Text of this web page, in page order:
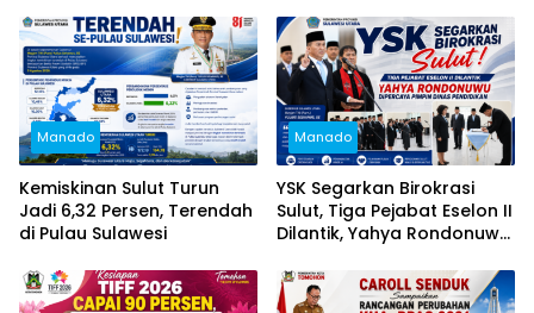
Dukungan untuk Sukseskan
TIFF 2026
Manado
Kemiskinan Sulut Turun
Jadi 6,32 Persen, Terendah
di Pulau Sulawesi
Manado
YSK Segarkan Birokrasi
Sulut, Tiga Pejabat Eselon II
Dilantik, Yahya Rondonuwu
Pendidikan